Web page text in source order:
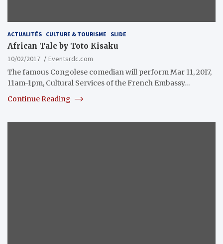
ACTUALITÉS CULTURE & TOURISME SLIDE
African Tale by Toto Kisaku
10/02/2017
Eventsrdc.com
The famous Congolese comedian will perform Mar 11, 2017,
11am-1pm, Cultural Services of the French Embassy…
Continue Reading